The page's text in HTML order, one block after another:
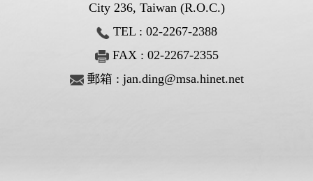
City 236, Taiwan (R.O.C.)
TEL : 02-2267-2388
FAX : 02-2267-2355
郵箱 : jan.ding@msa.hinet.net